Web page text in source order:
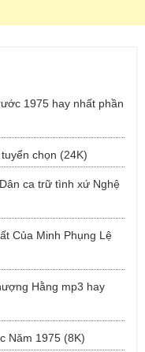
1975 hay nhất phần
chọn (24K)
ca trữ tình xứ Nghệ
Của Minh Phụng Lệ
Hằng mp3 hay
Năm 1975 (8K)